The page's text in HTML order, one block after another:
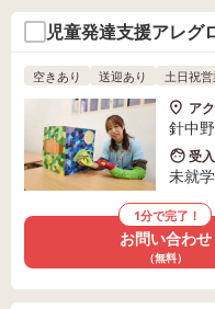
児童発達支援アレグ
空きあり 送迎あり 土日祝
ア
針中
受
未就学
1分で完了！
お問い合わせ
（無料）